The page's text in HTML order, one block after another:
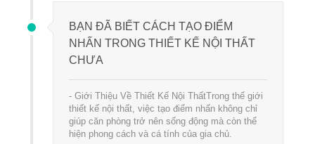
BẠN ĐÃ BIẾT CÁCH TẠO ĐIỂM
NHẤN TRONG THIẾT KẾ NỘI THẤT
CHƯA
- Giới Thiệu Về Thiết Kế Nội ThấtTrong thế giới
thiết kế nội thất, việc tạo điểm nhấn không chỉ
giúp căn phòng trở nên sống động mà còn thể
hiện phong cách và cá tính của gia chủ.